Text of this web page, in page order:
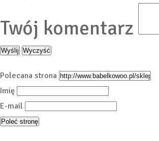
Twój komentarz
Polecana strona
Imię
E-mail